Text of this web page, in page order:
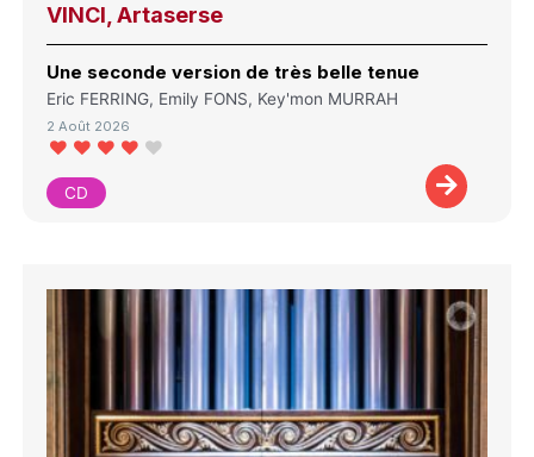
VINCI, Artaserse
Une seconde version de très belle tenue
Eric FERRING, Emily FONS, Key'mon MURRAH
2 Août 2026
CD